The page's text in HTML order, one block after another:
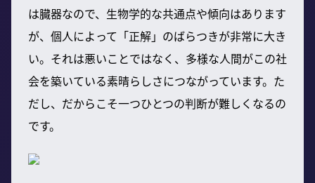
は臓器なので、生物学的な共通点や傾向はあります
が、個人によって「正解」のばらつきが非常に大き
い。それは悪いことではなく、多様な人間がこの社
会を築いている素晴らしさにつながっています。た
だし、だからこそ一つひとつの判断が難しくなるの
です。